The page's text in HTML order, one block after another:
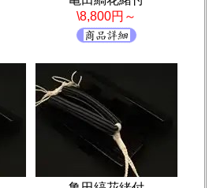
\8,800円～